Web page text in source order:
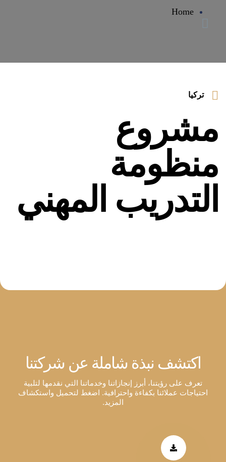
Home
تركيا
مشروع
منظومة
التدريب المهني
اكتشف نبذة شاملة عن شركتنا
تعرف على رؤيتنا، أبرز إنجازاتنا وخدماتنا التي نقدمها لتلبية
احتياجات عملائنا بكفاءة واحترافية. اضغط لتحميل واستكشاف
المزيد.